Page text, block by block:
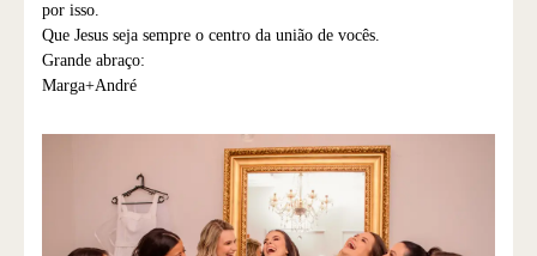
por isso.
Que Jesus seja sempre o centro da união de vocês.
Grande abraço:
Marga+André